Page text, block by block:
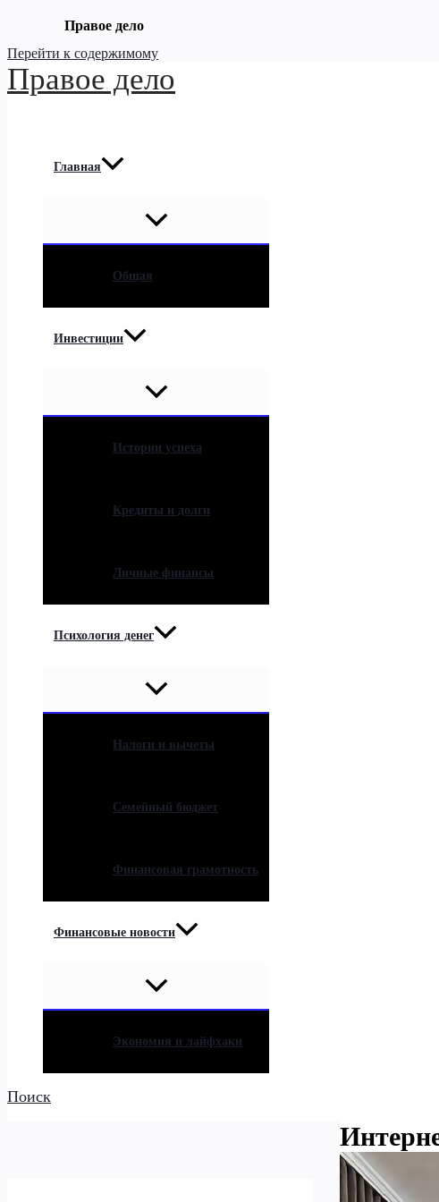
Правое дело
Перейти к содержимому
Правое дело
Главная
Общая
Инвестиции
Истории успеха
Кредиты и долги
Личные финансы
Психология денег
Налоги и вычеты
Семейный бюджет
Финансовая грамотность
Финансовые новости
Экономия и лайфхаки
Поиск